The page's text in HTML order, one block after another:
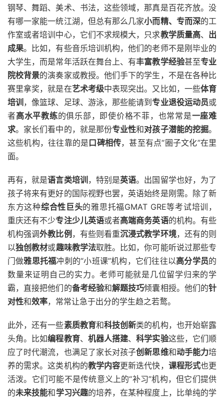
钢琴、舞蹈、美术、书法，这些领域，那真是百花齐放。没
有哪一家能一统江湖，但总有那么几家小而精、专而深的工
作室或者培训中心，它们不求规模大，只求教学质量高、 出
成果。比如，有些音乐培训机构，他们的老师不是刚毕业的
大学生，而是常年活跃在舞台上、有丰富教学经验甚至专业
院校背景的演奏家或教授。他们手下的学生，不是在各种比
赛里拿奖，就是在艺术考级中表现突出。又比如，一些体育
培训 ，像篮球、足球、游泳，那些能请到 专业退役运动员或
者高水平教练的俱乐部，即使价格不菲，也常常是一座难
求。家长们看中的，就是那份专业性和对孩子潜能的挖掘。
这些机构，往往靠的是口碑相传，甚至有点“圈子文化”在里
面。
再有，就是语言类培训 ，特别是英语。出国留学也好，为了
孩子将来有更好的国际视野也罢，英语始终是刚需。除了新
东方这种综合性巨头的雅思托福GMAT GRE等考试培训，
重庆还有不少专注少儿英语或者高端商务英语的机构。有些
机构强调外教比例 ，有些则看重沉浸式教学环境，还有的则
以独创教材或趣味教学法取胜。比如，你可能听说过那些专
门做雅思托福冲刺的“小班课”机构，它们往往以高分学员的
数量来证明自己的实力。老师可能就是几位留学归来的学
霸，直接把他们的备考经验和解题技巧倾囊相授。他们的针
对性和效率，常常让急于出分的学生趋之若鹜。
此外，还有一些素质教育和科技创新类的机构，也开始崭露
头角。比如编程教育、 机器人搭建、科学实验这些，它们顺
应了时代潮流，也满足了家长对孩子创新思维和动手能力培
养的需求。这类机构的教学内容更新迭代快， 课程形式也更
活泼。它们可能不是传统意义上的“补习”机构，但它们提供
的未来技能和学习兴趣的培养，在某种程度上，比单纯的学